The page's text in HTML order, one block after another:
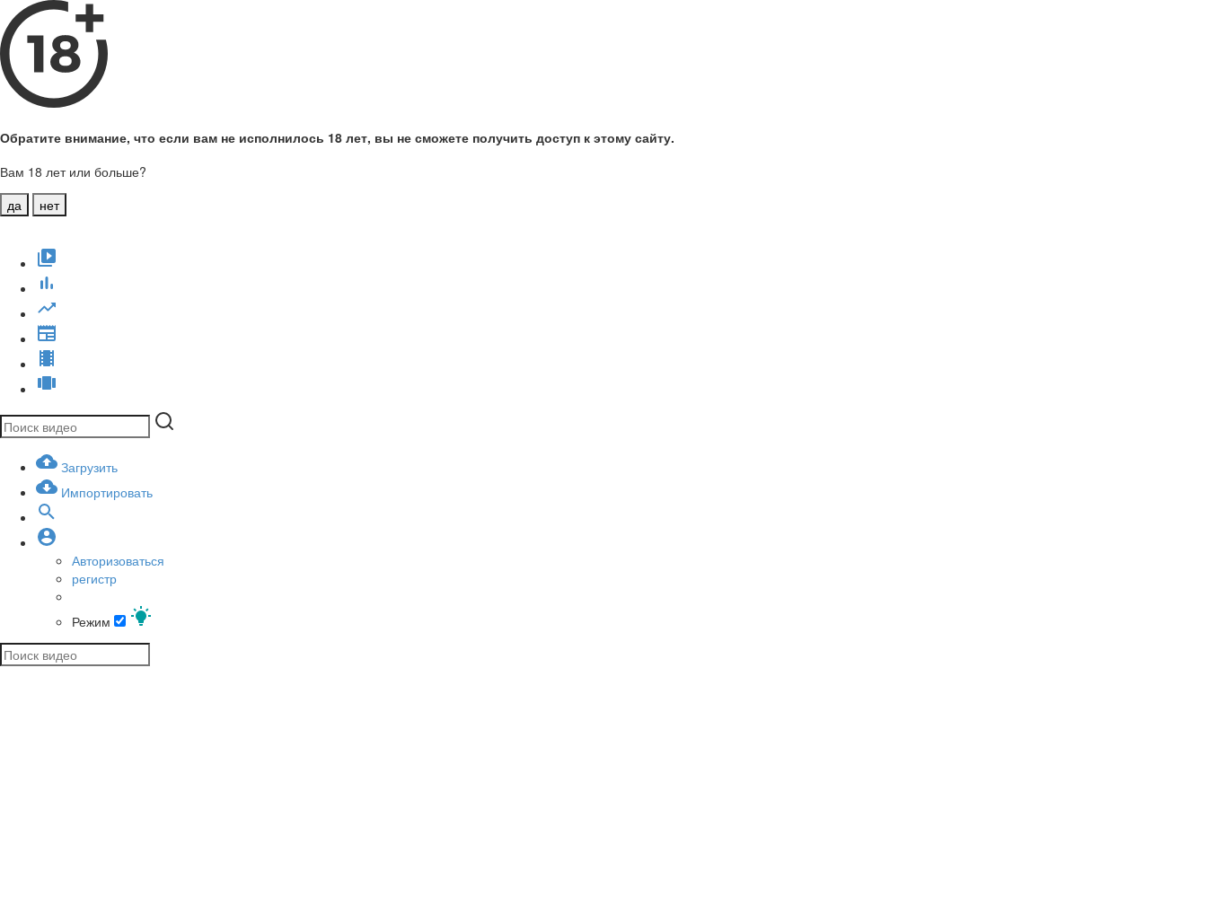
Обратите внимание, что если вам не исполнилось 18 лет, вы не сможете получить доступ к этому сайту.
Вам 18 лет или больше?
да
нет
Загрузить
Импортировать
Авторизоваться
регистр
Режим